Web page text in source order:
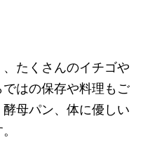
たくさんのイチゴや
はの保存や料理もご
母パン、体に優しい